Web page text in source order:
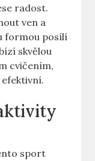
⁣radost.
⁤ven ⁤a
formou posílí
‌skvělou‌
cvičením,
​sport⁢